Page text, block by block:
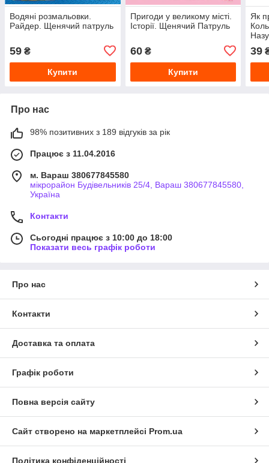
Водяні розмальовки.
Райдер. Щенячий патруль
59 ₴
Купити
Пригоди у великому місті.
Історії. Щенячий Патруль
60₴
Купити
Як
39
Про нас
98% позитивних з 189 відгуків за рік
Працює з 11.04.2016
м. Вараш 380677845580
мікрорайон Будівельників 25/4, Вараш 380677845580,
Україна
Контакти
Сьогодні працює з 10:00 до 18:00
Показати весь графік роботи
Про нас
Контакти
Доставка та оплата
Графік роботи
Повна версія сайту
Сайт створено на маркетплейсі Prom.ua
Політика конфіденційності